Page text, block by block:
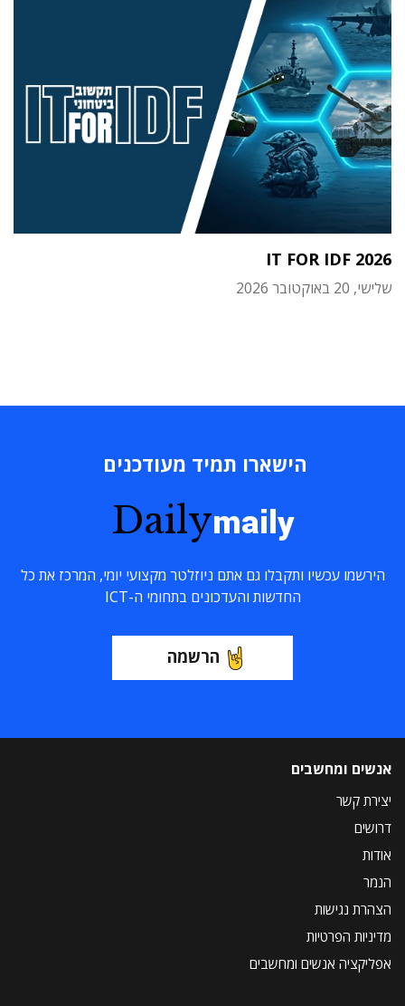
IT FOR IDF 2026
שלישי, 20 באוקטובר 2026
הישארו תמיד מעודכנים
Dailymaily
הירשמו עכשיו ותקבלו גם אתם ניוזלטר מקצועי יומי, המרכז את כל
החדשות והעדכונים בתחומי ה-ICT
הרשמה
אנשים ומחשבים
יצירת קשר
דרושים
אודות
הנמר
הצהרת נגישות
מדיניות הפרטיות
אפליקציה אנשים ומחשבים